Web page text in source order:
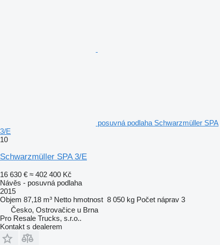
posuvná podlaha Schwarzmüller SPA
3/E
10
Schwarzmüller SPA 3/E
16 630 € ≈ 402 400 Kč
Návěs - posuvná podlaha
2015
Objem 87,18 m³ Netto hmotnost 8 050 kg Počet náprav 3
Česko, Ostrovačice u Brna
Pro Resale Trucks, s.r.o..
Kontakt s dealerem